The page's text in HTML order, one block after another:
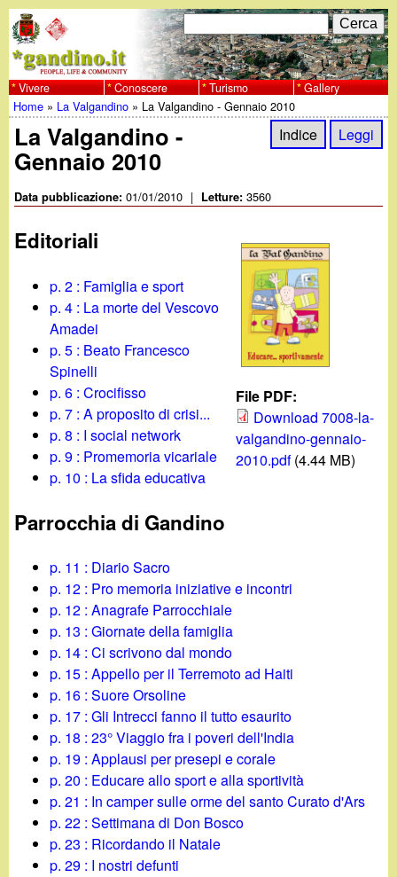
al
contenuto
principale
w
w
w
.
o
F
o
r
i
i
c
e
c
a
C
e
r
c
a
Vivere Conoscere Turismo Gallery
Tu
sei
qui
Home » La Valgandino » La Valgandino - Gennaio 2010
Indice Leggi
La Valgandino -
Gennaio 2010
Data pubblicazione:01/01/2010 | Letture:3560
File PDF:
Download 7008-la-
valgandino-gennaio-
2010.pdf (4.44 MB)
Editoriali
p. 2 : Famiglia e sport
p. 4 : La morte del Vescovo
Amadei
p. 5 : Beato Francesco
Spinelli
p. 6 : Crocifisso
p. 7 : A proposito di crisi...
p. 8 : I social network
p. 9 : Promemoria vicariale
p. 10 : La sfida educativa
Parrocchia di Gandino
p. 11 : Diario Sacro
p. 12 : Pro memoria iniziative e incontri
p. 12 : Anagrafe Parrocchiale
p. 13 : Giornate della famiglia
p. 14 : Ci scrivono dal mondo
p. 15 : Appello per il Terremoto ad Haiti
p. 16 : Suore Orsoline
p. 17 : Gli Intrecci fanno il tutto esaurito
p. 18 : 23° Viaggio fra i poveri dell'India
p. 19 : Applausi per presepi e corale
p. 20 : Educare allo sport e alla sportività
p. 21 : In camper sulle orme del santo Curato d'Ars
p. 22 : Settimana di Don Bosco
p. 23 : Ricordando il Natale
p. 29 : I nostri defunti